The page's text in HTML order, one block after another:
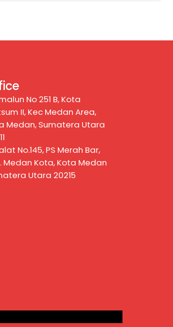
No 251 B, Kota
II, Kec Medan Area,
Medan, Sumatera Utara
No.145, PS Merah Bar,
Medan Kota, Kota Medan
Utara 20215